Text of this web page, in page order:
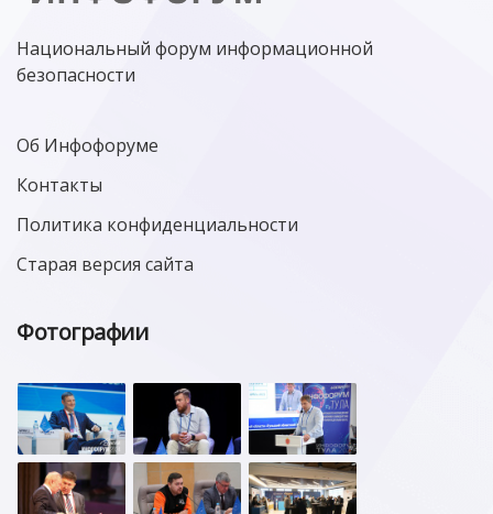
Национальный форум информационной
безопасности
Об Инфофоруме
Контакты
Политика конфиденциальности
Старая версия сайта
Фотографии